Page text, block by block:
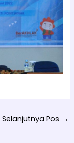
Selanjutnya Pos →